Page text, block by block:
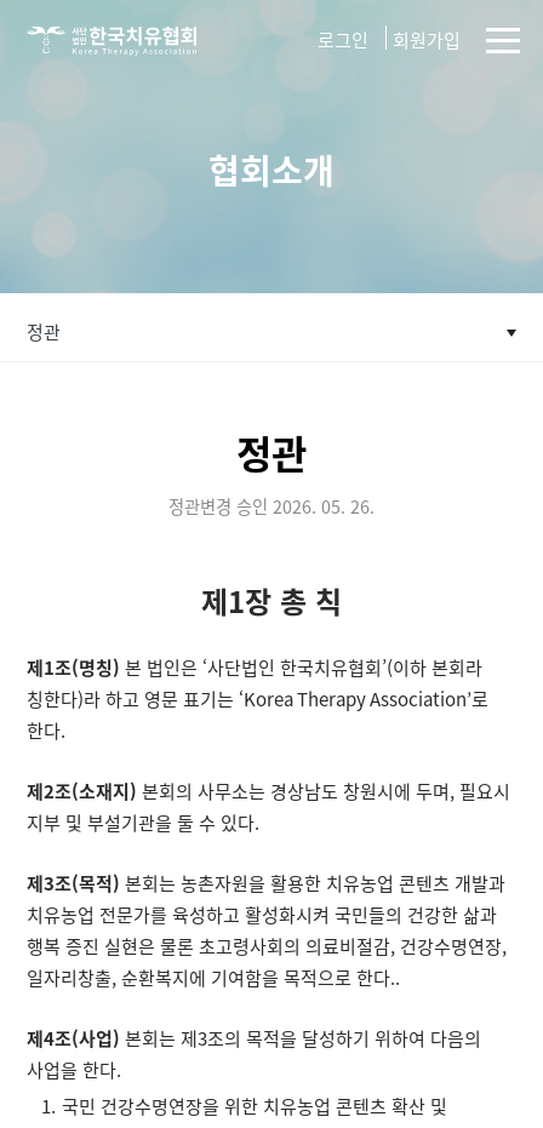
사단법인
로그인 회원가입
협회소개
정관
정관
정관변경 승인 2026. 05. 26.
제1장 총 칙
제1조(명칭) 본 법인은 ‘사단법인 한국치유협회’(이하 본회라
칭한다)라 하고 영문 표기는 ‘Korea Therapy Association’로
한다.
제2조(소재지) 본회의 사무소는 경상남도 창원시에 두며, 필요시
지부 및 부설기관을 둘 수 있다.
제3조(목적) 본회는 농촌자원을 활용한 치유농업 콘텐츠 개발과
치유농업 전문가를 육성하고 활성화시켜 국민들의 건강한 삶과
행복 증진 실현은 물론 초고령사회의 의료비절감, 건강수명연장,
일자리창출, 순환복지에 기여함을 목적으로 한다..
제4조(사업) 본회는 제3조의 목적을 달성하기 위하여 다음의
사업을 한다.
국민 건강수명연장을 위한 치유농업 콘텐츠 확산 및